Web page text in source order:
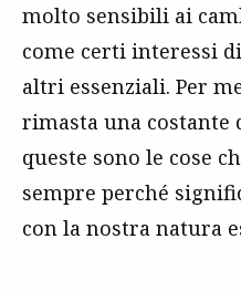
molto sensibili ai
come certi interessi
altri essenziali. Per
rimasta una costante
queste sono le cose
sempre perché
con la nostra natura